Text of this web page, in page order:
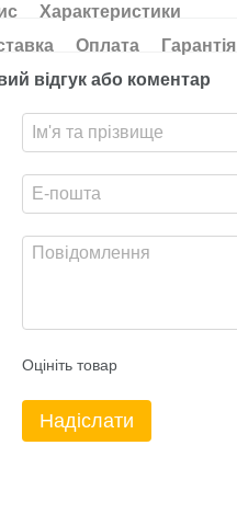
Характеристики
Оплата
Гарантія
відгук або коментар
Оцініть товар
Надіслати